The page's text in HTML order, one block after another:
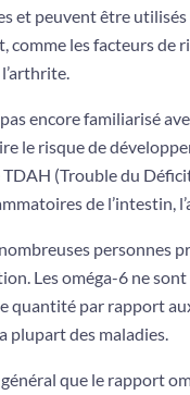
et peuvent être
comme les facteurs de
pas encore familiarisé
le risque de
TDAH (Trouble du
de l’intestin,
personnes
Les oméga-6 ne
quantité par rapport
plupart des maladies.
que le rapport